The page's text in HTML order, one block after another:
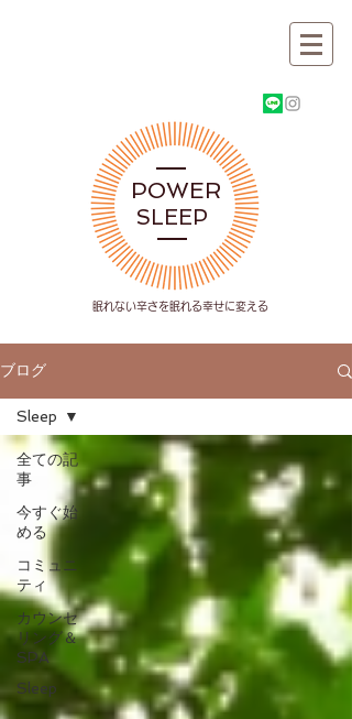
POWER
SLEEP
​眠れない辛さを眠れる幸せに変える
ブログ
全ての記
事
今すぐ始
める
コミュニ
ティ
カウンセ
リング＆
SPA
Sleep
Sleep